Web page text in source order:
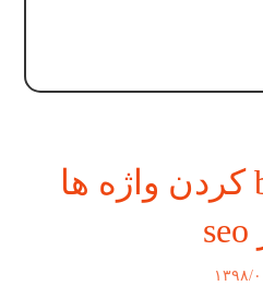
تاثیرات bold کردن واژه ها
۰۶/۲۷